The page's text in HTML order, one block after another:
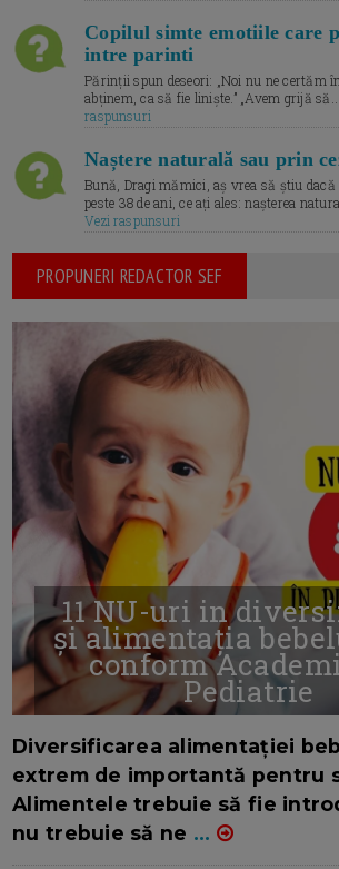
Copilul simte emotiile care
intre parinti
Părinții spun deseori: „Noi nu ne certăm
abținem, ca să fie liniște.” „Avem grijă
raspunsuri
Naștere naturală sau prin
Bună, Dragi mămici, aș vrea să știu dacă
peste 38 de ani, ce ați ales: nașterea
Vezi raspunsuri
PROPUNERI REDACTOR SEF
11 NU-uri in
și alimentația
conform
Pediatrie
Diversificarea alimentației
extrem de importantă pentru
Alimentele trebuie să fie
nu trebuie să ne ...